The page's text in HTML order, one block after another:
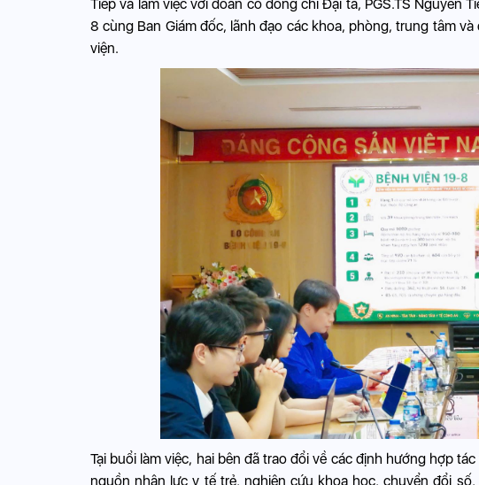
Tiếp và làm việc với đoàn có đồng chí Đại tá, PGS.TS Nguyễn
8 cùng Ban Giám đốc, lãnh đạo các khoa, phòng, trung tâm
viện.
Tại buổi làm việc, hai bên đã trao đổi về các định hướng hợp
nguồn nhân lực y tế trẻ, nghiên cứu khoa học, chuyển đổi